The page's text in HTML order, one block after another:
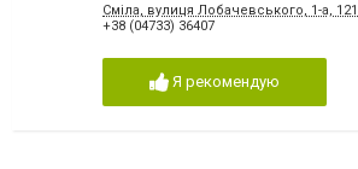
Сміла, вулиця Лобачевського, 1-а, 121
+38 (04733) 36407
Я рекомендую